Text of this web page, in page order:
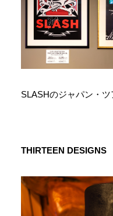
SLASHのジャパン・
THIRTEEN DESIGNS